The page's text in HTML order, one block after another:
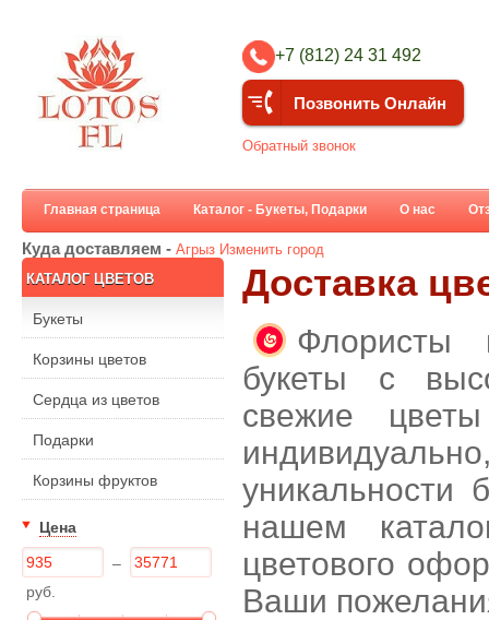
+7 (812) 24 31 492
Позвонить Онлайн
Обратный звонок
Главная страница Каталог - Букеты, Подарки О нас
Куда доставляем - Агрыз Изменить город
КАТАЛОГ ЦВЕТОВ
Букеты
Корзины цветов
Сердца из цветов
Подарки
Корзины фруктов
Цена
–
руб.
Доставка
Флористы
букеты с
свежие
уникальности
нашем
цветового
Ваши